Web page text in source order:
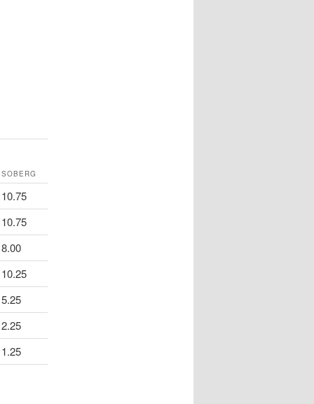
SOBERG
10.75
10.75
8.00
10.25
5.25
2.25
1.25